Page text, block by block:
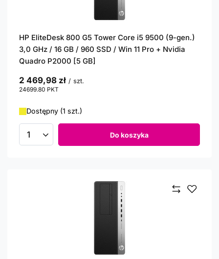
HP EliteDesk 800 G5 Tower Core i5 9500 (9-gen.)
3,0 GHz / 16 GB / 960 SSD / Win 11 Pro + Nvidia
Quadro P2000 [5 GB]
2 469,98 zł / szt.
24699.80 PKT
Dostępny (1 szt.)
Ilość produktów Do koszyka